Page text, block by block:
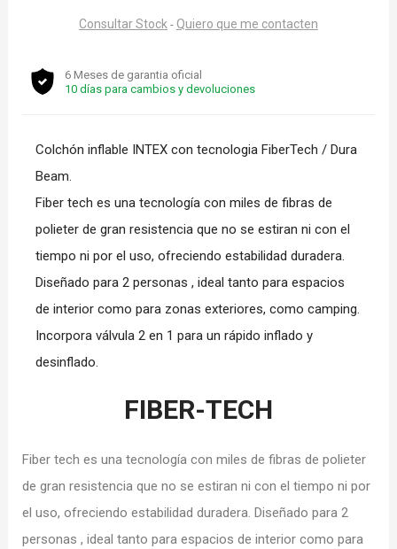
Consultar Stock- Quiero que me contacten
6 Meses de garantia oficial
10 días para cambios y devoluciones
Colchón inflable INTEX con tecnologia FiberTech / Dura
Beam.
Fiber tech es una tecnología con miles de fibras de
polieter de gran resistencia que no se estiran ni con el
tiempo ni por el uso, ofreciendo estabilidad duradera.
Diseñado para 2 personas , ideal tanto para espacios
de interior como para zonas exteriores, como camping.
Incorpora válvula 2 en 1 para un rápido inflado y
desinflado.
FIBER-TECH
Fiber tech es una tecnología con miles de fibras de polieter
de gran resistencia que no se estiran ni con el tiempo ni por
el uso, ofreciendo estabilidad duradera. Diseñado para 2
personas , ideal tanto para espacios de interior como para